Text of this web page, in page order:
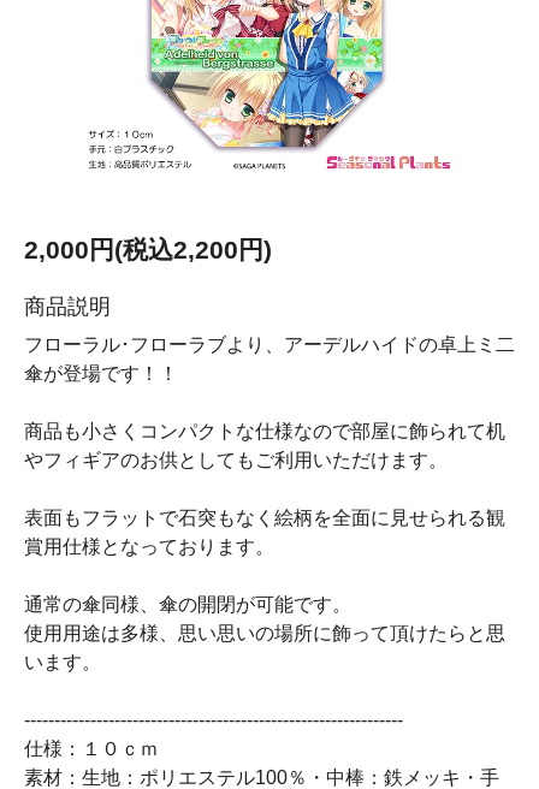
2,000円(税込2,200円)
商品説明
フローラル･フローラブより、アーデルハイドの卓上ミ二
傘が登場です！！
商品も小さくコンパクトな仕様なので部屋に飾られて机
やフィギアのお供としてもご利用いただけます。
表面もフラットで石突もなく絵柄を全面に見せられる観
賞用仕様となっております。
通常の傘同様、傘の開閉が可能です。
使用用途は多様、思い思いの場所に飾って頂けたらと思
います。
---------------------------------------------------------------
仕様：１０ｃｍ
素材：生地：ポリエステル100％・中棒：鉄メッキ・手